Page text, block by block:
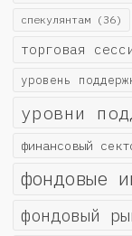
спекулянтам (36)
торговая
уровень
уровни
финансовый
фондовые
фондовый